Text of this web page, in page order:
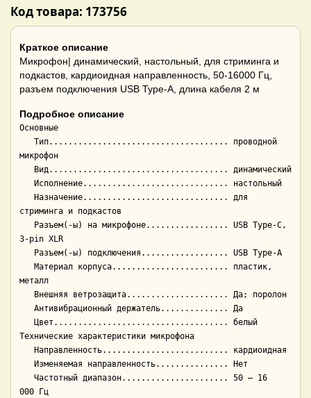
Код товара: 173756
Краткое описание
Микрофон| динамический, настольный, для стриминга и
подкастов, кардиоидная направленность, 50-16000 Гц,
разъем подключения USB Type-A, длина кабеля 2 м
Подробное описание
Основные
микрофон
стриминга и подкастов
3-pin XLR
металл
Технические характеристики микрофона
000 Гц